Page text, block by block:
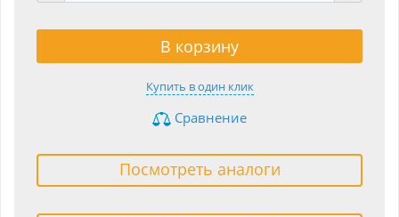
В корзину
Купить в один клик
Сравнение
Посмотреть аналоги